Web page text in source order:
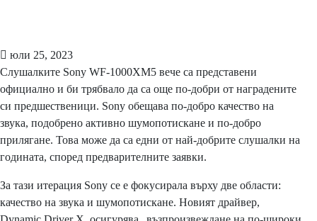
юли 25, 2023
Слушалките Sony WF-1000XM5 вече са представени
официално и би трябвало да са още по-добри от наградените
си предшественици. Sony обещава по-добро качество на
звука, подобрено активно шумопотискане и по-добро
прилягане. Това може да са едни от най-добрите слушалки на
годината, според предварителните заявки.
За тази итерация Sony се е фокусирала върху две области:
качество на звука и шумопотискане. Новият драйвер,